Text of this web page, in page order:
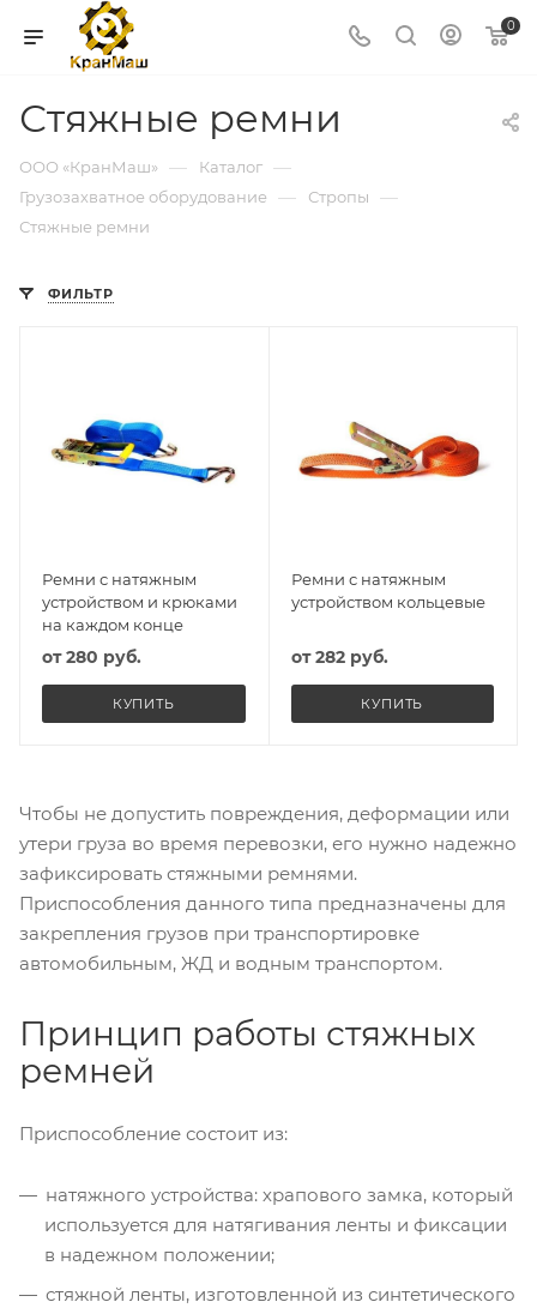
0
Стяжные ремни
ООО «КранМаш» — Каталог —
Грузозахватное оборудование — Стропы —
Стяжные ремни
ФИЛЬТР
Ремни с натяжным
устройством и крюками
на каждом конце
от280 руб.
КУПИТЬ
Ремни с натяжным
устройством кольцевые
от282 руб.
КУПИТЬ
Чтобы не допустить повреждения, деформации или
утери груза во время перевозки, его нужно надежно
зафиксировать стяжными ремнями.
Приспособления данного типа предназначены для
закрепления грузов при транспортировке
автомобильным, ЖД и водным транспортом.
Принцип работы стяжных
ремней
Приспособление состоит из:
натяжного устройства: храпового замка, который
используется для натягивания ленты и фиксации
в надежном положении;
стяжной ленты, изготовленной из синтетического